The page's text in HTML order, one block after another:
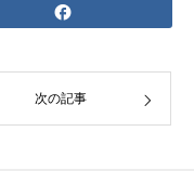
次の記事